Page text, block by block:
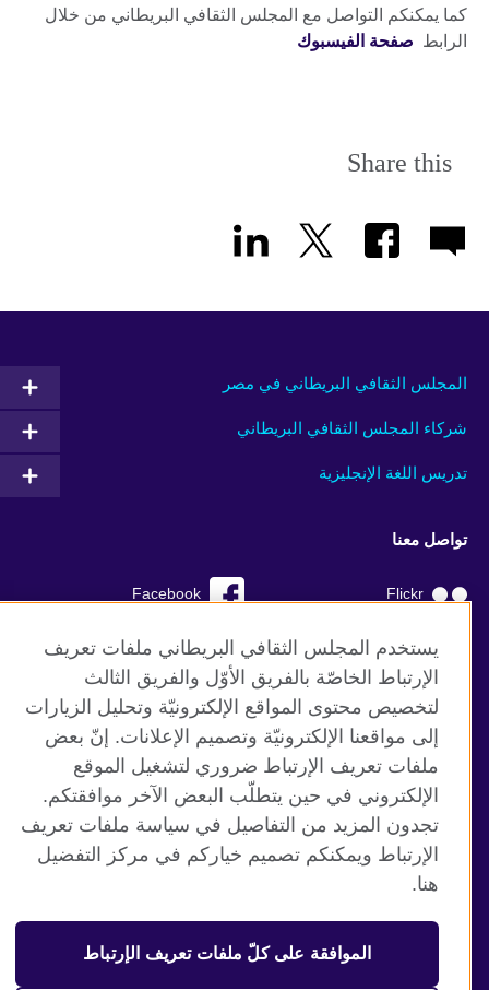
كما يمكنكم التواصل مع المجلس الثقافي البريطاني من خلال
الرابط صفحة الفيسبوك
Share this
المجلس الثقافي البريطاني في مصر
شركاء المجلس الثقافي البريطاني
تدريس اللغة الإنجليزية
تواصل معنا
Facebook Flickr
YouTube RSS
TikTok
موقع المجلس الثقافي البريطاني العالمي
الخصوصية وشروط الاستخدام
ملفات تعريف الإرتباط
خارطة الموقع
منظمة المملكة المتحدة الدولية للعلاقات الثقافية والفرص
يستخدم المجلس الثقافي البريطاني ملفات تعريف
الإرتباط الخاصّة بالفريق الأوّل والفريق الثالث
لتخصيص محتوى المواقع الإلكترونيّة وتحليل الزيارات
إلى مواقعنا الإلكترونيّة وتصميم الإعلانات. إنّ بعض
ملفات تعريف الإرتباط ضروري لتشغيل الموقع
الإلكتروني في حين يتطلّب البعض الآخر موافقتكم.
تجدون المزيد من التفاصيل في سياسة ملفات تعريف
الإرتباط ويمكنكم تصميم خياركم في مركز التفضيل
هنا.
الموافقة على كلّ ملفات تعريف الإرتباط